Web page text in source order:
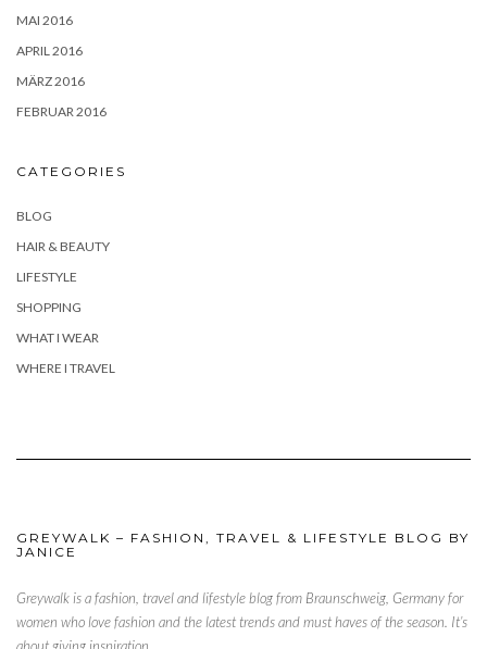
MAI 2016
APRIL 2016
MÄRZ 2016
FEBRUAR 2016
CATEGORIES
BLOG
HAIR & BEAUTY
LIFESTYLE
SHOPPING
WHAT I WEAR
WHERE I TRAVEL
GREYWALK – FASHION, TRAVEL & LIFESTYLE BLOG BY
JANICE
Greywalk is a fashion, travel and lifestyle blog from Braunschweig, Germany for
women who love fashion and the latest trends and must haves of the season. It’s